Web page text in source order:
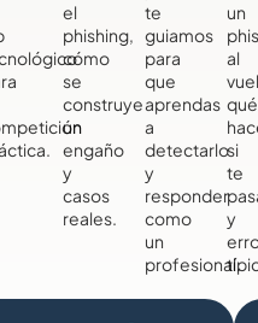
el
phishing,
cómo
se
construye
un
engaño
y
casos
reales.
te
guiamos
para
que
aprendas
a
detectarlo
y
responder
como
un
profesional.
un
al
qué
si
te
y